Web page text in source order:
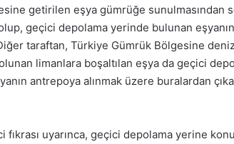
getirilen eşya gümrüğe sunulmasından
geçici depolama yerinde bulunan
taraftan, Türkiye Gümrük Bölgesine
limanlara boşaltılan eşya da geçici
antrepoya alınmak üzere buralardan
uyarınca, geçici depolama yerine